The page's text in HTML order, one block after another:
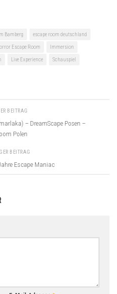
Bamberg
escape room deutschland
Escape Room
Immersion
Live Experience
Schauspiel
BEITRAG
– DreamScape Posen –
Polen
BEITRAG
Escape Maniac